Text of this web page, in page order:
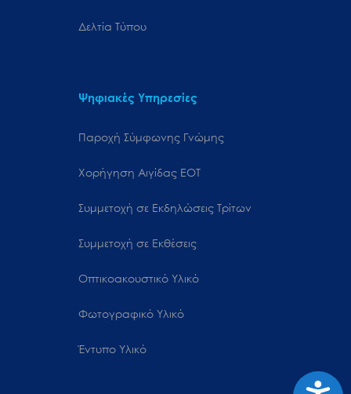
Δελτία Τύπου
Ψηφιακές Υπηρεσίες
Παροχή Σύμφωνης Γνώμης
Χορήγηση Αιγίδας ΕΟΤ
Συμμετοχή σε Εκδηλώσεις Τρίτων
Συμμετοχή σε Εκθέσεις
Οπτικοακουστικό Υλικό
Φωτογραφικό Υλικό
Έντυπο Υλικό